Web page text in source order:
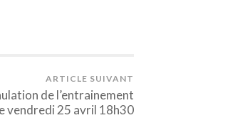
ARTICLE SUIVANT
de l’entrainement
vendredi 25 avril 18h30